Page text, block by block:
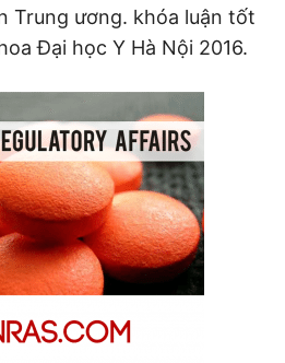
Trung ương. khóa luận tốt
Đại học Y Hà Nội 2016.